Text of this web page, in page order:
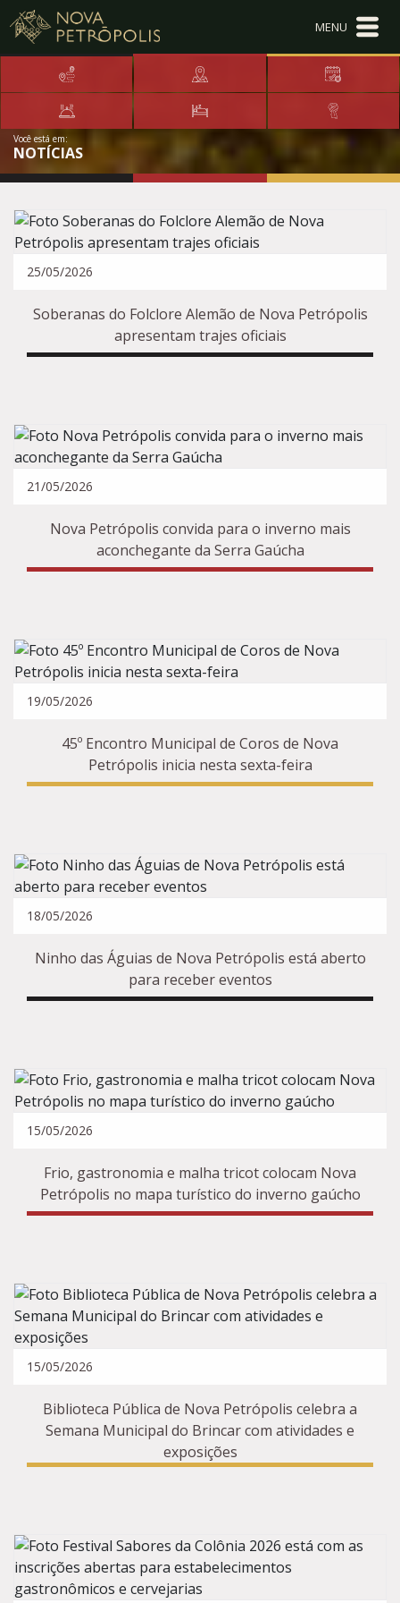
Ir para conteúdo principal
Conteúdo Menu
Conteúdo Principal
Você está em:
NOTÍCIAS
25/05/2026
Soberanas do Folclore Alemão de Nova Petrópolis
apresentam trajes oficiais
21/05/2026
Nova Petrópolis convida para o inverno mais
aconchegante da Serra Gaúcha
19/05/2026
45º Encontro Municipal de Coros de Nova
Petrópolis inicia nesta sexta-feira
18/05/2026
Ninho das Águias de Nova Petrópolis está aberto
para receber eventos
15/05/2026
Frio, gastronomia e malha tricot colocam Nova
Petrópolis no mapa turístico do inverno gaúcho
15/05/2026
Biblioteca Pública de Nova Petrópolis celebra a
Semana Municipal do Brincar com atividades e
exposições